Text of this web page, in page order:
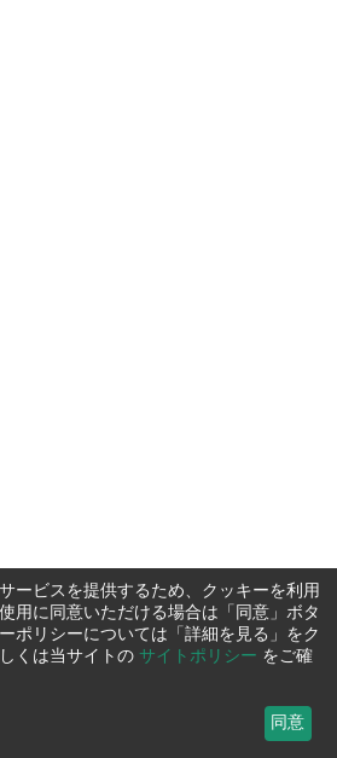
ービスを提供するため、クッキーを利用
用に同意いただける場合は「同意」ボタ
ポリシーについては「詳細を見る」をク
くは当サイトの サイトポリシー をご確
同意